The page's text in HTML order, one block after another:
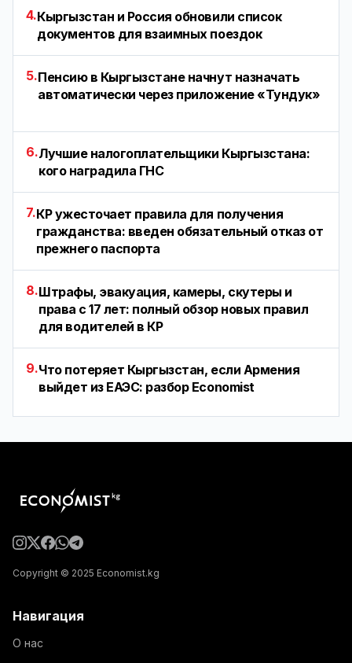
4.Кыргызстан и Россия обновили список
документов для взаимных поездок
5.Пенсию в Кыргызстане начнут назначать
автоматически через приложение «Тундук»
6.Лучшие налогоплательщики Кыргызстана:
кого наградила ГНС
7.КР ужесточает правила для получения
гражданства: введен обязательный отказ от
прежнего паспорта
8.Штрафы, эвакуация, камеры, скутеры и
права с 17 лет: полный обзор новых правил
для водителей в КР
9.Что потеряет Кыргызстан, если Армения
выйдет из ЕАЭС: разбор Economist
Copyright © 2025 Economist.kg
Навигация
О нас